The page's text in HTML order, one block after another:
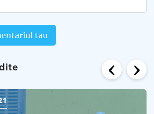
tau
‹ ›